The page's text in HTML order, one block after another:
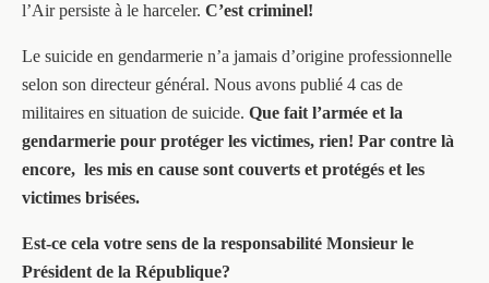
l’Air persiste à le harceler. C’est criminel!
Le suicide en gendarmerie n’a jamais d’origine professionnelle
selon son directeur général. Nous avons publié 4 cas de
militaires en situation de suicide. Que fait l’armée et la
gendarmerie pour protéger les victimes, rien! Par contre là
encore, les mis en cause sont couverts et protégés et les
victimes brisées.
Est-ce cela votre sens de la responsabilité Monsieur le
Président de la République?